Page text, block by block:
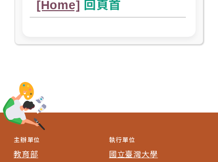
[Home] 回頁首
主辦單位
教育部
執行單位
國立臺灣大學